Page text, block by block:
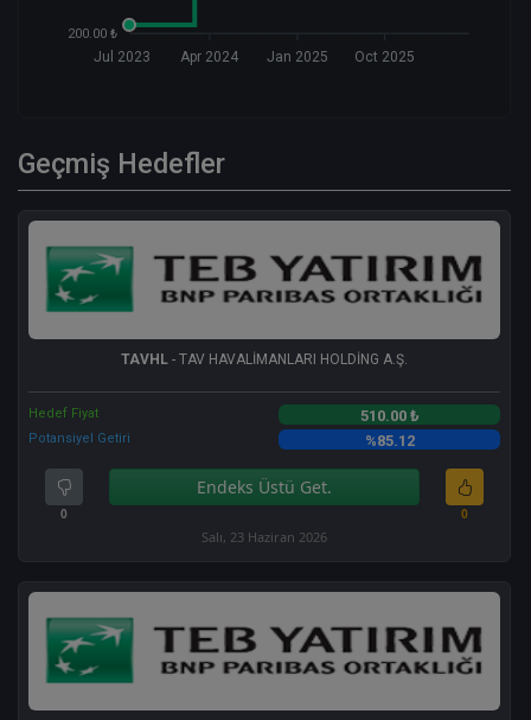
200.00 ₺
Jul 2023 Apr 2024 Jan 2025 Oct 2025
Geçmiş Hedefler
TAVHL - TAV HAVALİMANLARI HOLDİNG A.Ş.
Hedef Fiyat 510.00 ₺
Potansiyel Getiri %85.12
0
Endeks Üstü Get.
0
Salı, 23 Haziran 2026